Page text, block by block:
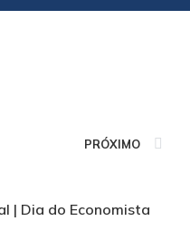
PRÓXIMO
| Dia do Economista